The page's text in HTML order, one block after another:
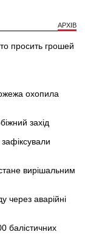
АРХІВ
просить грошей
охопила
захід
вирішальним
через аварійні
балістичних